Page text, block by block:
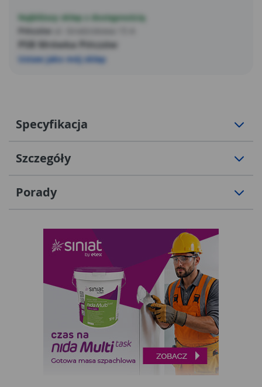
Najbliższy sklep z dostępnością
Pińczów
PSB Mrówka Pińczów
Ustaw jako mój sklep
Specyfikacja
Szczegóły
Porady